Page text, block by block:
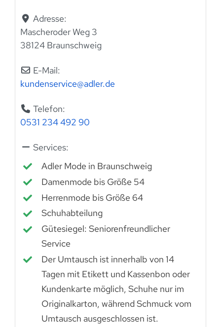
Adresse:
Mascheroder Weg 3
38124 Braunschweig
E-Mail:
kundenservice@adler.de
Telefon:
0531 234 492 90
Services:
Adler Mode in Braunschweig
Damenmode bis Größe 54
Herrenmode bis Größe 64
Schuhabteilung
Gütesiegel: Seniorenfreundlicher
Service
Der Umtausch ist innerhalb von 14
Tagen mit Etikett und Kassenbon oder
Kundenkarte möglich, Schuhe nur im
Originalkarton, während Schmuck vom
Umtausch ausgeschlossen ist.